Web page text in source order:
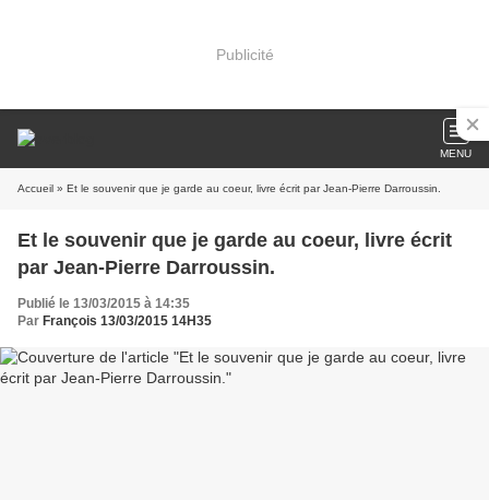
Publicité
MENU
Accueil » Et le souvenir que je garde au coeur, livre écrit par Jean-Pierre Darroussin.
Et le souvenir que je garde au coeur, livre écrit
par Jean-Pierre Darroussin.
Publié le 13/03/2015 à 14:35
Par François 13/03/2015 14H35